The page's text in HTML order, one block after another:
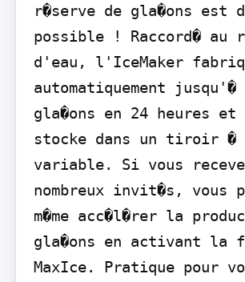
r�serve de gla�ons est
possible ! Raccord� au
d'eau, l'IceMaker
automatiquement jusqu'�
gla�ons en 24 heures et
stocke dans un tiroir �
variable. Si vous
nombreux invit�s, vous
m�me acc�l�rer la
gla�ons en activant la
MaxIce. Pratique pour